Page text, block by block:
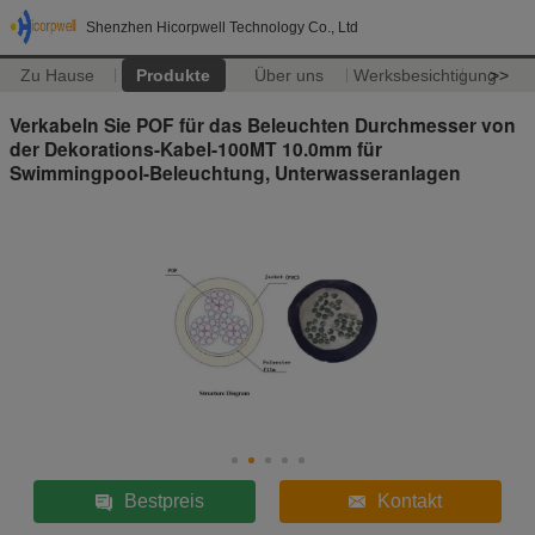
Shenzhen Hicorpwell Technology Co., Ltd
Zu Hause Produkte Über uns Werksbesichtigung>>
Verkabeln Sie POF für das Beleuchten Durchmesser von
der Dekorations-Kabel-100MT 10.0mm für
Swimmingpool-Beleuchtung, Unterwasseranlagen
Bestpreis Kontakt